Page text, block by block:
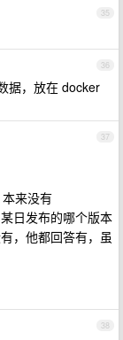
35
36
据，放在 docker
37
来没有
日发布的哪个版本
，他都回答有，虽
38